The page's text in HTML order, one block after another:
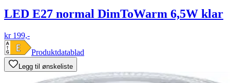
LED E27 normal DimToWarm 6,5W klar
kr 199,-
Produktdatablad
Legg til ønskeliste